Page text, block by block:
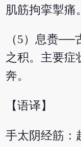
肌筋拘挛掣痛。
（5）息赉──
之积。主要症
奔。
【语译】
手太阴经筋：